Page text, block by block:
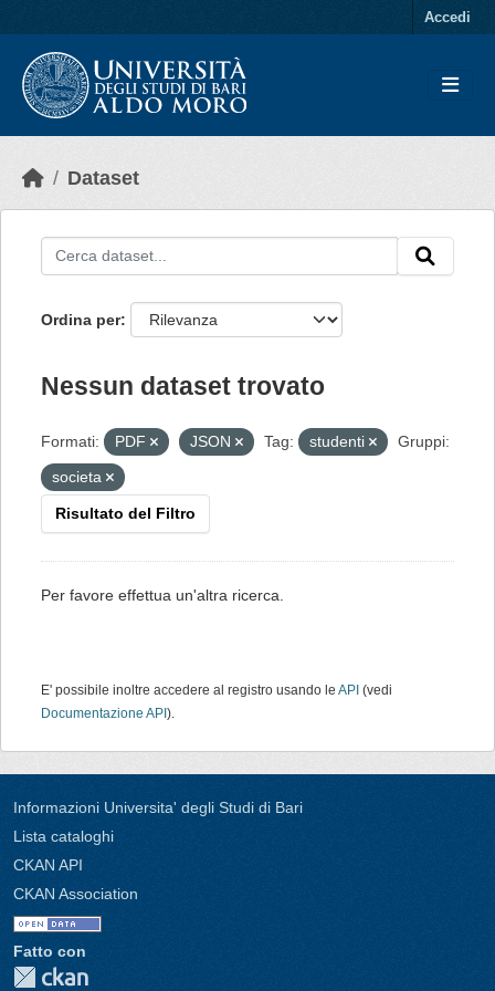
Accedi
Dataset
Ordina per
Nessun dataset trovato
Formati: PDF JSON Tag: studenti
Gruppi:
societa
Risultato del Filtro
Per favore effettua un'altra ricerca.
E' possibile inoltre accedere al registro usando le API (vedi
Documentazione API ).
Informazioni Universita' degli Studi di Bari
Lista cataloghi
CKAN API
CKAN Association
Fatto con